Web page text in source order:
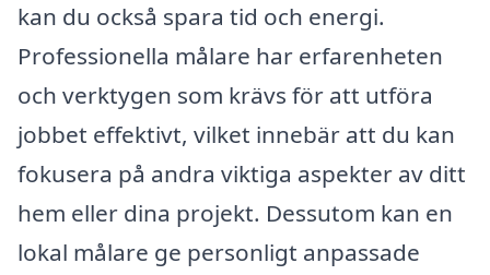
kan du också spara tid och energi.
Professionella målare har erfarenheten
och verktygen som krävs för att utföra
jobbet effektivt, vilket innebär att du kan
fokusera på andra viktiga aspekter av ditt
hem eller dina projekt. Dessutom kan en
lokal målare ge personligt anpassade